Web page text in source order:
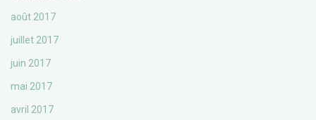
août 2017
juillet 2017
juin 2017
mai 2017
avril 2017